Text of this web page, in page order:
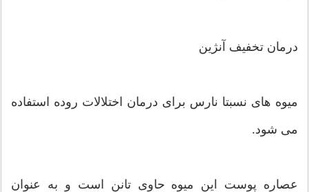
درمان تخفیف آنژین
میوه های نسبتا نارس برای درمان اختلالات روده استفاده
می شود.
عصاره پوست این میوه حاوی تانن است و به عنوان